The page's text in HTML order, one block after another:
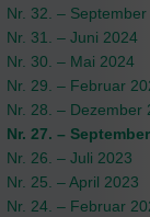
Nr. 32. –
Nr. 31. – Juni 2024
Nr. 30. – Mai 2024
Nr. 29. – Februar
Nr. 28. – Dezember
Nr. 27. –
Nr. 26. – Juli 2023
Nr. 25. – April 2023
Nr. 24. – Februar